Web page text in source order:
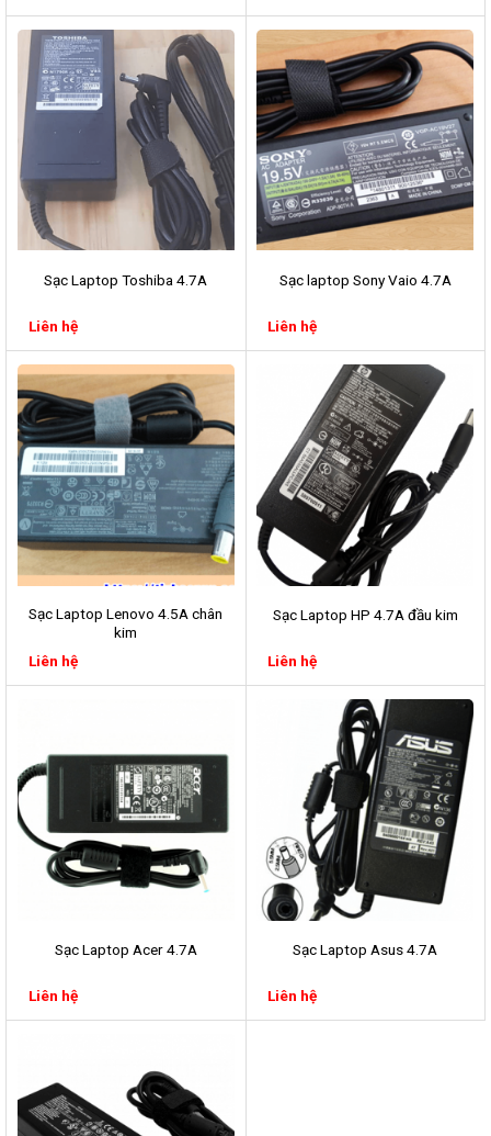
Sạc Laptop Toshiba 4.7A
Liên hệ
Sạc laptop Sony Vaio 4.7A
Liên hệ
Sạc Laptop Lenovo 4.5A chân
kim
Liên hệ
Sạc Laptop HP 4.7A đầu kim
Liên hệ
Sạc Laptop Acer 4.7A
Liên hệ
Sạc Laptop Asus 4.7A
Liên hệ